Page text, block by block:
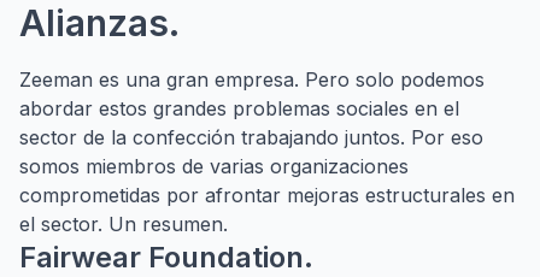
Alianzas.
Zeeman es una gran empresa. Pero solo podemos
abordar estos grandes problemas sociales en el
sector de la confección trabajando juntos. Por eso
somos miembros de varias organizaciones
comprometidas por afrontar mejoras estructurales en
el sector. Un resumen.
Fairwear Foundation.